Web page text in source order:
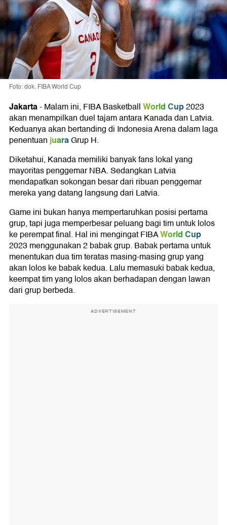
Foto: dok. FIBA World Cup
Jakarta-Malam ini, FIBA BasketballWorld Cup2023
akan menampilkan duel tajam antara Kanada dan Latvia.
Keduanya akan bertanding di Indonesia Arena dalam laga
penentuanjuaraGrup H.
Diketahui, Kanada memiliki banyak fans lokal yang
mayoritas penggemar NBA. Sedangkan Latvia
mendapatkan sokongan besar dari ribuan penggemar
mereka yang datang langsung dari Latvia.
Game ini bukan hanya mempertaruhkan posisi pertama
grup, tapi juga memperbesar peluang bagi tim untuk lolos
ke perempat final. Hal ini mengingat FIBAWorld Cup
2023 menggunakan 2 babak grup. Babak pertama untuk
menentukan dua tim teratas masing-masing grup yang
akan lolos ke babak kedua. Lalu memasuki babak kedua,
keempat tim yang lolos akan berhadapan dengan lawan
dari grup berbeda.
ADVERTISEMENT